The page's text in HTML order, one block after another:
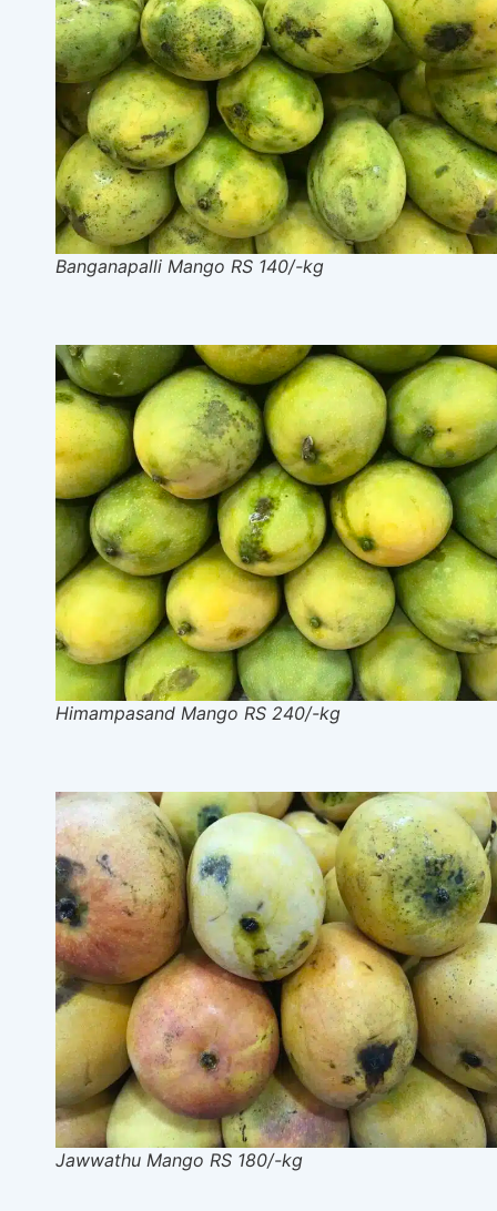
Banganapalli Mango RS 140/-kg
Himampasand Mango RS 240/-kg
Jawwathu Mango RS 180/-kg